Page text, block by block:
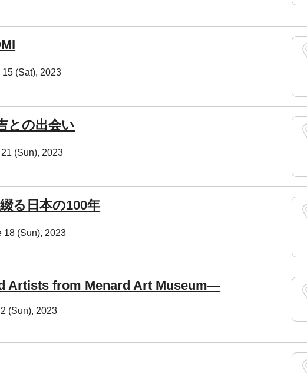
(Sat), 2023
との出会い
(Sun), 2023
る日本の100年
18 (Sun), 2023
Artists from Menard Art Museum―
(Sun), 2023